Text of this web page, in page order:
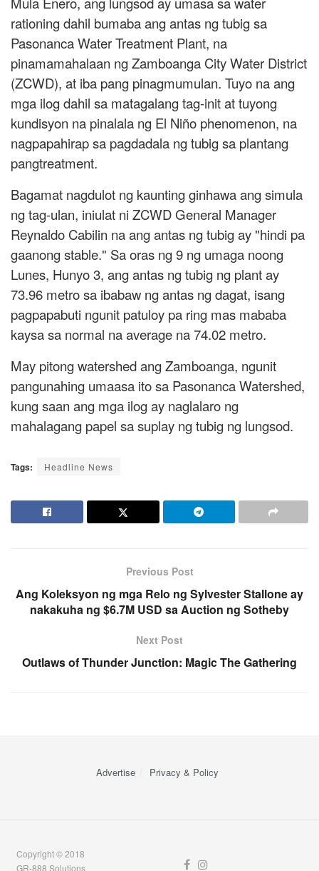
rationing dahil bumaba ang antas ng tubig sa
Pasonanca Water Treatment Plant, na
pinamamahalaan ng Zamboanga City Water District
(ZCWD), at iba pang pinagmumulan. Tuyo na ang
mga ilog dahil sa matagalang tag-init at tuyong
kundisyon na pinalala ng El Niño phenomenon, na
nagpapahirap sa pagdadala ng tubig sa plantang
pangtreatment.
Bagamat nagdulot ng kaunting ginhawa ang simula
ng tag-ulan, iniulat ni ZCWD General Manager
Reynaldo Cabilin na ang antas ng tubig ay "hindi pa
gaanong stable." Sa oras ng 9 ng umaga noong
Lunes, Hunyo 3, ang antas ng tubig ng plant ay
73.96 metro sa ibabaw ng antas ng dagat, isang
pagpapabuti ngunit patuloy pa ring mas mababa
kaysa sa normal na average na 74.02 metro.
May pitong watershed ang Zamboanga, ngunit
pangunahing umaasa ito sa Pasonanca Watershed,
kung saan ang mga ilog ay naglalaro ng
mahalagang papel sa suplay ng tubig ng lungsod.
Tags: Headline News
Previous Post
Ang Koleksyon ng mga Relo ng Sylvester Stallone ay
nakakuha ng $6.7M USD sa Auction ng Sotheby
Next Post
Outlaws of Thunder Junction: Magic The Gathering
Advertise Privacy & Policy
Copyright © 2018
GR-888 Solutions